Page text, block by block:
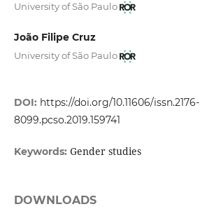
University of São Paulo
João Filipe Cruz
University of São Paulo
DOI: https://doi.org/10.11606/issn.2176-
8099.pcso.2019.159741
Keywords: Gender studies
DOWNLOADS